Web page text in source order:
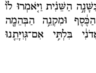
הַשֵּׁנִ֗ית וַיֹּ֤אמְרוּ לוֹ֙
וּמִקְנֵ֥ה הַבְּהֵמָ֖ה
בִּלְתִּ֥י אִם־גְּוִיָּתֵ֖נוּ